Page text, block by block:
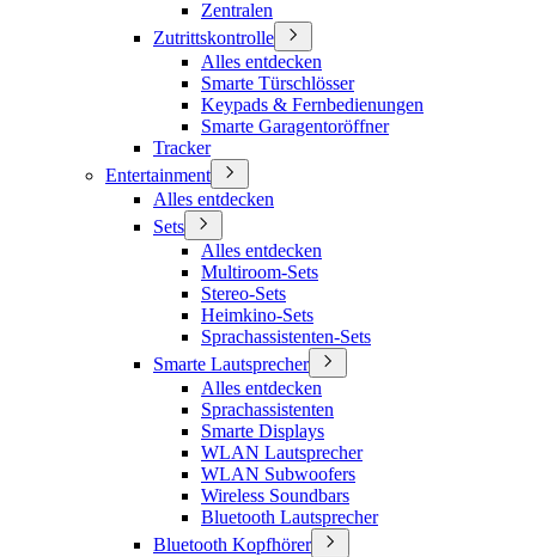
Zentralen
Zutrittskontrolle
Alles entdecken
Smarte Türschlösser
Keypads & Fernbedienungen
Smarte Garagentoröffner
Tracker
Entertainment
Alles entdecken
Sets
Alles entdecken
Multiroom-Sets
Stereo-Sets
Heimkino-Sets
Sprachassistenten-Sets
Smarte Lautsprecher
Alles entdecken
Sprachassistenten
Smarte Displays
WLAN Lautsprecher
WLAN Subwoofers
Wireless Soundbars
Bluetooth Lautsprecher
Bluetooth Kopfhörer